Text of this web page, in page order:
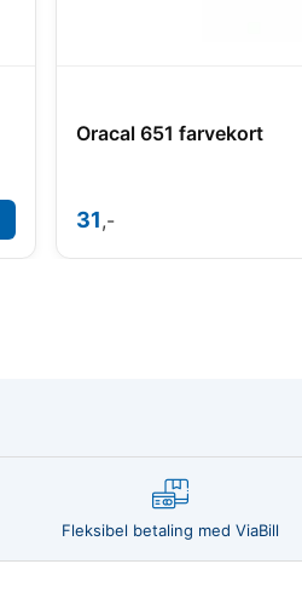
Oracal 651 farvekort
31,-
Fleksibel betaling med ViaBill